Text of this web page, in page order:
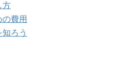
方
の費用
ろう